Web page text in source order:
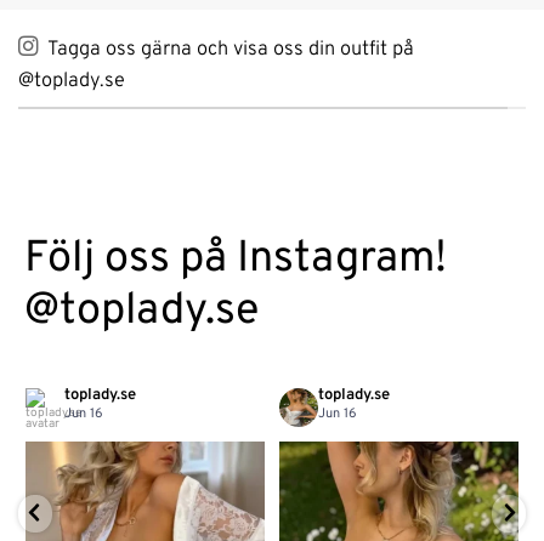
Tagga oss gärna och visa oss din outfit på
@toplady.se
Följ oss på Instagram!
@toplady.se
toplady.se
Jun 16
toplady.se
Jun 16